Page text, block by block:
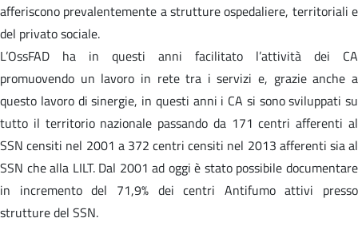
afferiscono prevalentemente a strutture ospedaliere, territoriali e
del privato sociale.
L’OssFAD ha in questi anni facilitato l’attività dei CA
promuovendo un lavoro in rete tra i servizi e, grazie anche a
questo lavoro di sinergie, in questi anni i CA si sono sviluppati su
tutto il territorio nazionale passando da 171 centri afferenti al
SSN censiti nel 2001 a 372 centri censiti nel 2013 afferenti sia al
SSN che alla LILT. Dal 2001 ad oggi è stato possibile documentare
in incremento del 71,9% dei centri Antifumo attivi presso
strutture del SSN.